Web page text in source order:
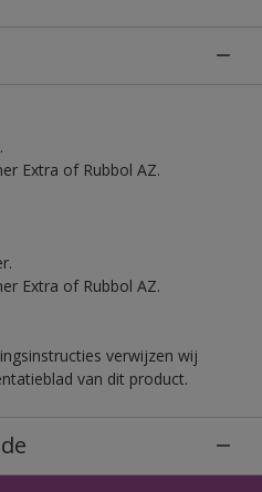
Extra of Rubbol AZ.
Extra of Rubbol AZ.
verwijzen wij
van dit product.